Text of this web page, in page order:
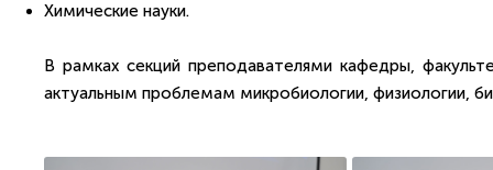
Химические науки.
В рамках секций преподавателями кафедры,
актуальным проблемам микробиологии, физиологии,